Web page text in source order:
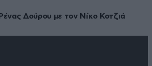
Δούρου με τον Νίκο Κοτζιά